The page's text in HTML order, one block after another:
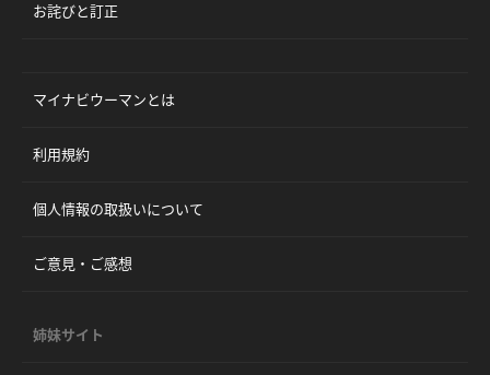
お詫びと訂正
マイナビウーマンとは
利用規約
個人情報の取扱いについて
ご意見・ご感想
姉妹サイト